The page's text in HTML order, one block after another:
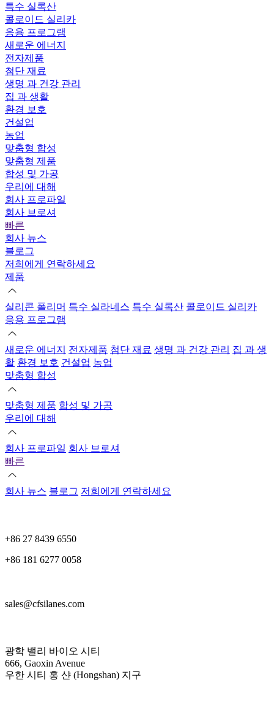
특수 실록산
콜로이드 실리카
응용 프로그램
새로운 에너지
전자제품
첨단 재료
생명 과 건강 관리
집 과 생활
환경 보호
건설업
농업
맞춤형 합성
맞춤형 제품
합성 및 가공
우리에 대해
회사 프로파일
회사 브로셔
빠른
회사 뉴스
블로그
저희에게 연락하세요
제품
실리콘 폴리머 특수 실라네스 특수 실록산 콜로이드 실리카
응용 프로그램
새로운 에너지 전자제품 첨단 재료 생명 과 건강 관리 집 과 생
활 환경 보호 건설업 농업
맞춤형 합성
맞춤형 제품 합성 및 가공
우리에 대해
회사 프로파일 회사 브로셔
빠른
회사 뉴스 블로그 저희에게 연락하세요
+86 27 8439 6550
+86 181 6277 0058
sales@cfsilanes.com
광학 밸리 바이오 시티
666, Gaoxin Avenue
우한 시티 홍 샨 (Hongshan) 지구